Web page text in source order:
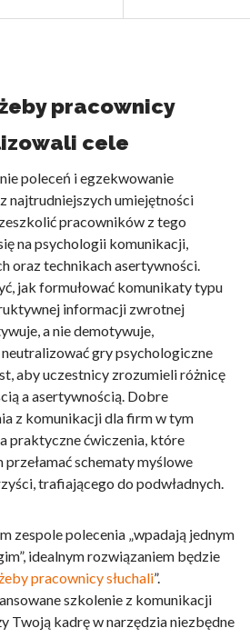
pracownicy
cele
poleceń i egzekwowanie
najtrudniejszych umiejętności
pracowników z tego
na psychologii komunikacji,
oraz technikach asertywności.
jak formułować komunikaty typu
informacji zwrotnej
a nie demotywuje,
gry psychologiczne
aby uczestnicy zrozumieli różnicę
a asertywnością. Dobre
z komunikacji dla firmw tym
praktyczne ćwiczenia, które
schematy myślowe
trafiającego do podwładnych.
zespole polecenia „wpadają jednym
idealnym rozwiązaniem będzie
pracownicy słuchali”.
szkolenie z komunikacji
Twoją kadrę w narzędzia niezbędne